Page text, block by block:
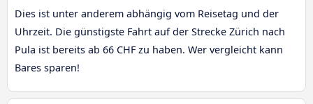
Dies ist unter anderem abhängig vom Reisetag und der
Uhrzeit. Die günstigste Fahrt auf der Strecke Zürich nach
Pula ist bereits ab 66 CHF zu haben. Wer vergleicht kann
Bares sparen!